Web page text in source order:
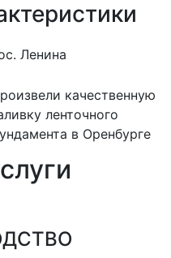
Ленина
качественную
ленточного
в Оренбурге